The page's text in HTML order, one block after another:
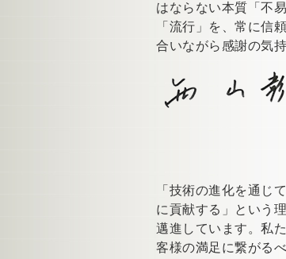
はならない本質「不
「流行」を、常に信
合いながら感謝の気
「技術の進化を通じ
に貢献する」という
邁進しています。私
客様の満足に繋がる